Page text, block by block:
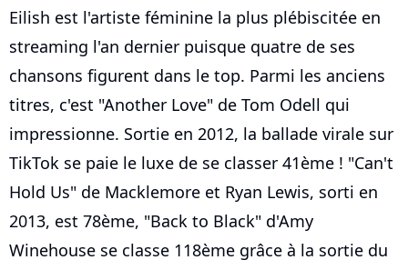
Eilish est l'artiste féminine la plus plébiscitée en
streaming l'an dernier puisque quatre de ses
chansons figurent dans le top. Parmi les anciens
titres, c'est "Another Love" de Tom Odell qui
impressionne. Sortie en 2012, la ballade virale sur
TikTok se paie le luxe de se classer 41ème ! "Can't
Hold Us" de Macklemore et Ryan Lewis, sorti en
2013, est 78ème, "Back to Black" d'Amy
Winehouse se classe 118ème grâce à la sortie du